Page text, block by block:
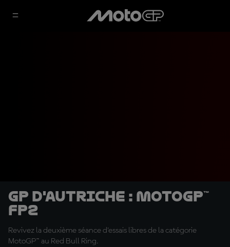
GP d'Autriche : MotoGP™
FP2
Revivez la deuxième séance d'essais libres de la catégorie
MotoGP™ au Red Bull Ring.